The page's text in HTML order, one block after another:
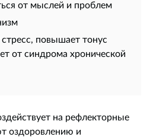
от мыслей и проблем
повышает тонус
от синдрома хронической
на рефлекторные
оздоровлению и